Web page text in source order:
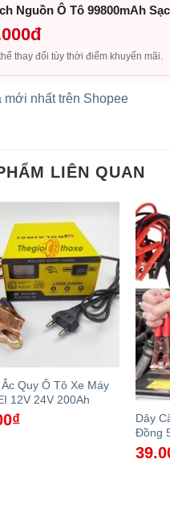
Nguồn Ô Tô 99800mAh
thay đổi tùy thời điểm khuyến mãi.
mới nhất trên Shopee
LIÊN QUAN
Quy Ô Tô Xe Máy
12V 24V 200Ah
₫
Dây
Đồng